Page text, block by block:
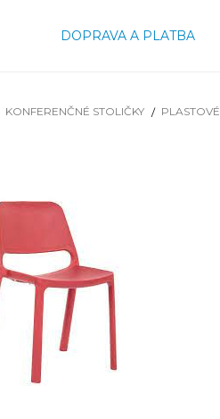
DOPRAVA A PLATBA
KONFERENČNÉ STOLIČKY PLASTOVÉ